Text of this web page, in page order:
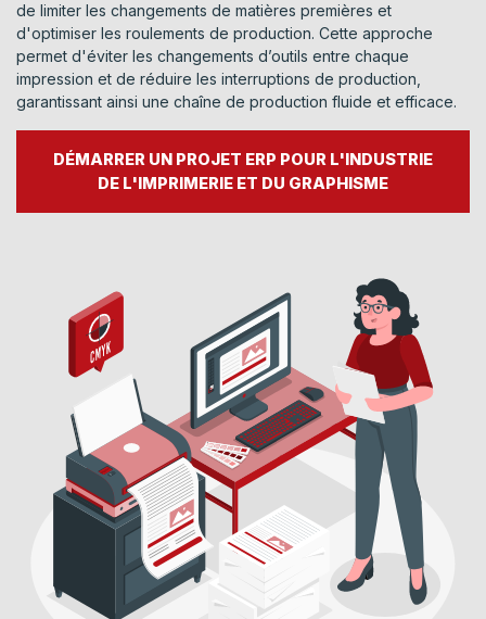
de limiter les changements de matières premières et
d'optimiser les roulements de production. Cette approche
permet d'éviter les changements d’outils entre chaque
impression et de réduire les interruptions de production,
garantissant ainsi une chaîne de production fluide et efficace.
DÉMARRER UN PROJET ERP POUR L'INDUSTRIE
DE L'IMPRIMERIE ET DU GRAPHISME